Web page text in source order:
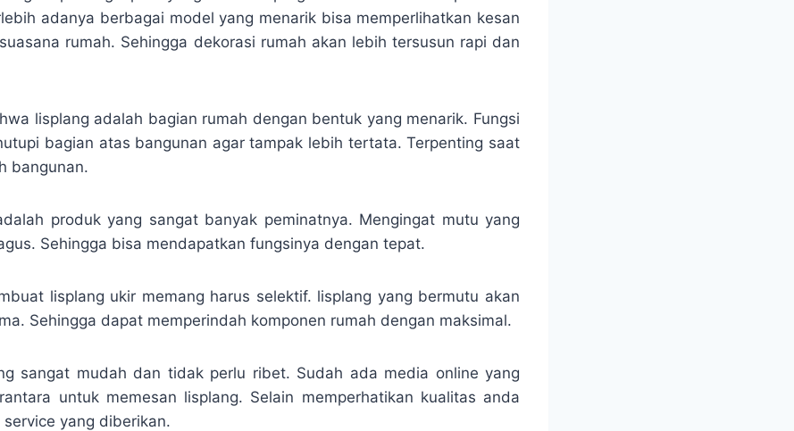
adanya berbagai model yang menarik bisa memperlihatkan kesan
rumah. Sehingga dekorasi rumah akan lebih tersusun rapi dan
lisplang adalah bagian rumah dengan bentuk yang menarik. Fungsi
bagian atas bangunan agar tampak lebih tertata. Terpenting saat
bangunan.
produk yang sangat banyak peminatnya. Mengingat mutu yang
Sehingga bisa mendapatkan fungsinya dengan tepat.
lisplang ukir memang harus selektif. lisplang yang bermutu akan
Sehingga dapat memperindah komponen rumah dengan maksimal.
sangat mudah dan tidak perlu ribet. Sudah ada media online yang
untuk memesan lisplang. Selain memperhatikan kualitas anda
yang diberikan.